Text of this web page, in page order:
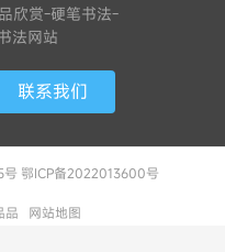
欣赏-硬笔书法-
法网站
联系我们
鄂ICP备2022013600号
品
网站地图